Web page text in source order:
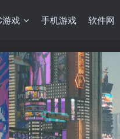
游戏 手机游戏 软件网